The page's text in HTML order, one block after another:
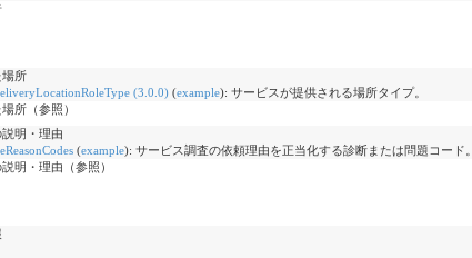
場所
(3.0.0)(example): サービスが提供される場所タイプ。
所（参照）
明・理由
(example): サービス調査の依頼理由を正当化する診断または問題コード。
明・理由（参照）